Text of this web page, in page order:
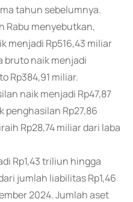
tahun sebelumnya.
Rabu menyebutkan,
menjadi Rp516,43 miliar
bruto naik menjadi
Rp384,91 miliar.
naik menjadi Rp47,87
penghasilan Rp27,86
Rp28,74 miliar dari laba
Rp1,43 triliun hingga
jumlah liabilitas Rp1,46
2024. Jumlah aset